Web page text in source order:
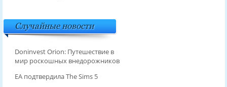
Случайные новости
Doninvest Orion: Путешествие в
мир роскошных внедорожников
EA подтвердила The Sims 5